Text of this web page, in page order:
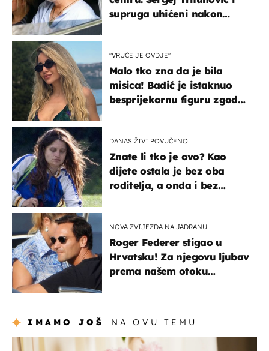
supruga uhićeni nakon
"VRUĆE JE OVDJE"
Malo tko zna da je bila
misica! Badić je istaknuo
besprijekornu figuru zgodne
DANAS ŽIVI POVUČENO
Znate li tko je ovo? Kao
dijete ostala je bez oba
roditelja, a onda i bez
NOVA ZVIJEZDA NA JADRANU
Roger Federer stigao u
Hrvatsku! Za njegovu ljubav
prema našem otoku
IMAMO JOŠ NA OVU TEMU
moda & ljepota